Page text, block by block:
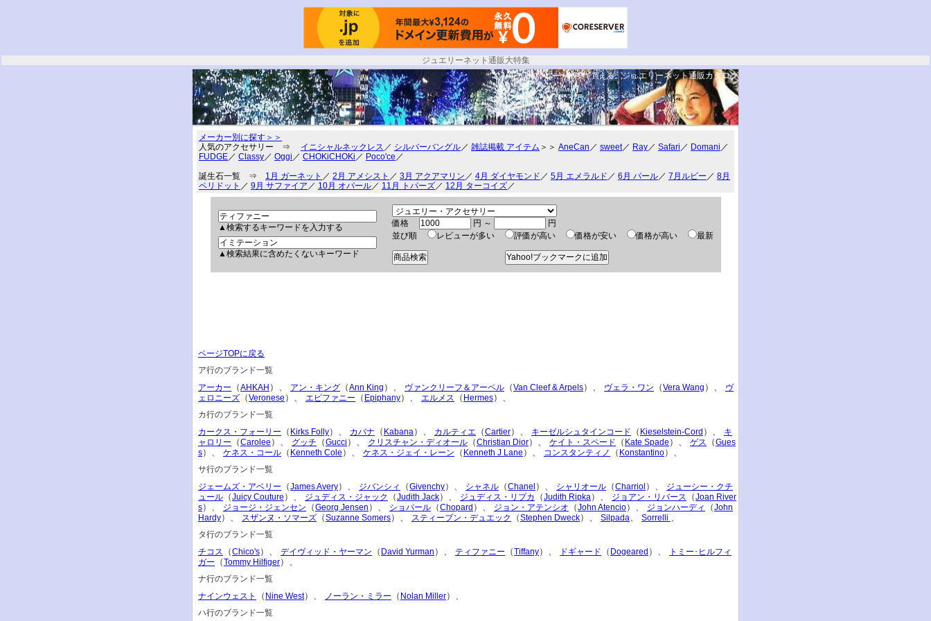
ジュエリーネット通販大特集
ティファニーが激安で買える。ジュエリーネット通販カタログ
メーカー別に探す＞＞
人気のアクセサリー ⇒ イニシャルネックレス ／ シルバーバングル／ 雑誌掲載 アイテム ＞＞ AneCan ／ sweet／ Ray／ Safari ／ Domani ／
FUDGE／ Classy／ Oggi ／ CHOKiCHOKi ／ Poco'ce ／
誕生石一覧 ⇒ 1月 ガーネット ／ 2月 アメシスト ／ 3月 アクアマリン ／ 4月 ダイヤモンド ／ 5月 エメラルド ／ 6月 パール／ 7月ルビー ／ 8月
ペリドット ／ 9月 サファイア ／ 10月 オパール／ 11月 トパーズ／ 12月 ターコイズ／
▲検索するキーワードを入力する
▲検索結果に含めたくないキーワード
価格 円 ～
円
並び順
レビューが多い 評価が高い 価格が安い 価格が高い 最新
ページTOPに戻る
ア行のブランド一覧
アーカー
（AHKAH ）、 アン・キング （Ann King ）、 ヴァンクリーフ＆アーペル （Van Cleef & Arpels）、 ヴェラ・ワン （Vera Wang ）、
ヴ
ェロニーズ （Veronese ）、 エピファニー （ Epiphany）、 エルメス （ Hermes）、
カ行のブランド一覧
カークス・フォーリー
（ Kirks Folly）、 カバナ （ Kabana）、 カルティエ （Cartier）、 キーゼルシュタインコード （ Kieselstein-Cord ）、
キ
ャロリー
（Carolee ）、 グッチ （Gucci ）、 クリスチャン・ディオール （Christian Dior）、 ケイト・スペード （ Kate Spade ）、 ゲス （Gues
s）、 ケネス・コール （ Kenneth Cole ）、 ケネス・ジェイ・レーン （ Kenneth J Lane ）、 コンスタンティノ （ Konstantino）、
サ行のブランド一覧
ジェームズ・アベリー
（James Avery）、 ジバンシィ （Givenchy）、 シャネル （Chanel ）、 シャリオール （Charriol ）、
ジューシー・クチ
ュール （Juicy Couture ）、 ジュディス・ジャック （Judith Jack）、 ジュディス・リプカ （Judith Ripka）、 ジョアン・リバース （Joan River
s）、 ジョージ・ジェンセン （Georg Jensen ）、 ショパール （Chopard ）、 ジョン・アテンシオ （John Atencio）、 ジョンハーディ （John
Hardy）、 スザンヌ・ソマーズ （Suzanne Somers）、 スティーブン・デュエック （Stephen Dweck）、 Silpada、 Sorrelli 、
タ行のブランド一覧
チコス
（Chico's）、 デイヴィッド・ヤーマン （ David Yurman ）、 ティファニー （Tiffany）、 ドギャード （ Dogeared ）、
トミー･ヒルフィ
ガー
（Tommy Hilfiger）、
ナ行のブランド一覧
ナインウェスト
（ Nine West）、 ノーラン・ミラー （ Nolan Miller）、
ハ行のブランド一覧